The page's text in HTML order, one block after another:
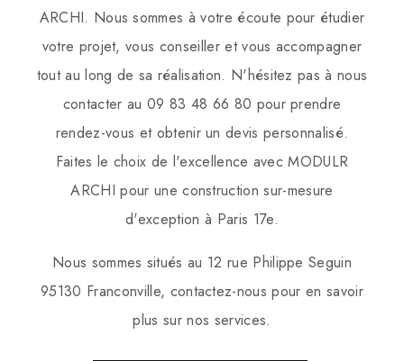
ARCHI. Nous sommes à votre écoute pour étudier
votre projet, vous conseiller et vous accompagner
tout au long de sa réalisation. N'hésitez pas à nous
contacter au 09 83 48 66 80 pour prendre
rendez-vous et obtenir un devis personnalisé.
Faites le choix de l'excellence avec MODULR
ARCHI pour une construction sur-mesure
d'exception à Paris 17e.
Nous sommes situés au 12 rue Philippe Seguin
95130 Franconville, contactez-nous pour en savoir
plus sur nos services.